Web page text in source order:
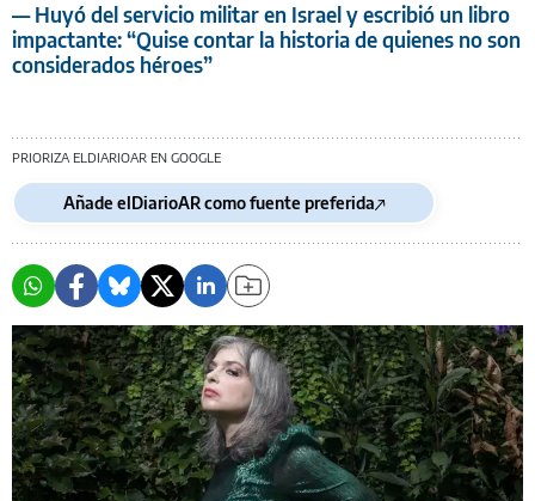
— Huyó del servicio militar en Israel y escribió un libro
impactante: “Quise contar la historia de quienes no son
considerados héroes”
PRIORIZA ELDIARIOAR EN GOOGLE
Añade elDiarioAR como fuente preferida